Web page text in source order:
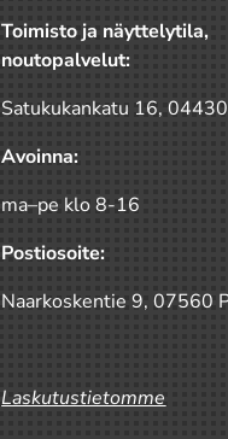
Toimisto ja näyttelytila,
noutopalvelut:
Satukukankatu 16,
Avoinna:
ma–pe klo 8-16
Postiosoite:
Naarkoskentie 9, 07560
Laskutustietomme